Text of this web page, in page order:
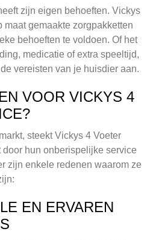
zijn eigen behoeften. Vickys
maat gemaakte zorgpakketten
behoeften te voldoen. Of het
medicatie of extra speeltijd,
vereisten van je huisdier aan.
VOOR VICKYS 4
steekt Vickys 4 Voeter
hun onberispelijke service
zijn enkele redenen waarom ze
EN ERVAREN